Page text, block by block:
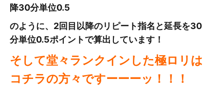
降30分単位0.5
のように、2回目以降のリピート指名と延長を30
分単位0.5ポイントで算出しています！
そして堂々ランクインした極ロリは
コチラの方々ですーーーッ！！！